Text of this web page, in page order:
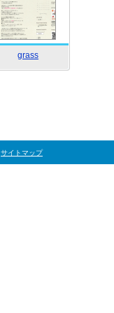
grass
サイトマップ